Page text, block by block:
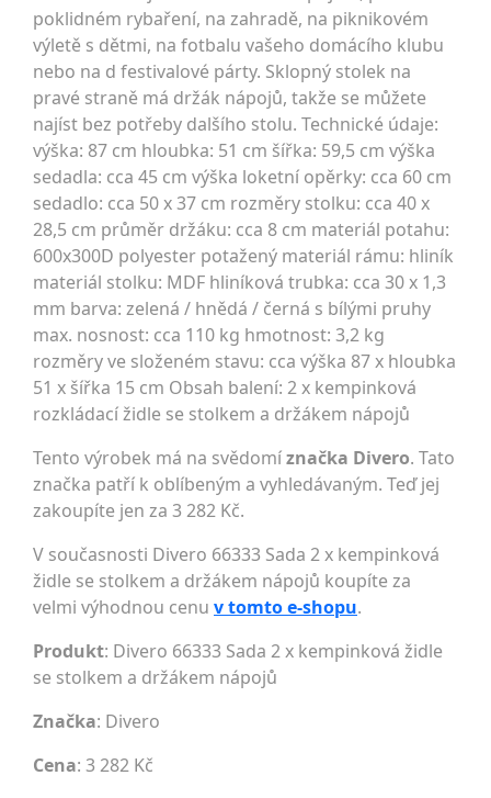
poklidném rybaření, na zahradě, na piknikovém
výletě s dětmi, na fotbalu vašeho domácího klubu
nebo na d festivalové párty. Sklopný stolek na
pravé straně má držák nápojů, takže se můžete
najíst bez potřeby dalšího stolu. Technické údaje:
výška: 87 cm hloubka: 51 cm šířka: 59,5 cm výška
sedadla: cca 45 cm výška loketní opěrky: cca 60 cm
sedadlo: cca 50 x 37 cm rozměry stolku: cca 40 x
28,5 cm průměr držáku: cca 8 cm materiál potahu:
600x300D polyester potažený materiál rámu: hliník
materiál stolku: MDF hliníková trubka: cca 30 x 1,3
mm barva: zelená / hnědá / černá s bílými pruhy
max. nosnost: cca 110 kg hmotnost: 3,2 kg
rozměry ve složeném stavu: cca výška 87 x hloubka
51 x šířka 15 cm Obsah balení: 2 x kempinková
rozkládací židle se stolkem a držákem nápojů
Tento výrobek má na svědomíznačka Divero. Tato
značka patří k oblíbeným a vyhledávaným. Teď jej
zakoupíte jen za 3 282 Kč.
V současnosti Divero 66333 Sada 2 x kempinková
židle se stolkem a držákem nápojů koupíte za
velmi výhodnou cenu v tomto e-shopu.
Produkt: Divero 66333 Sada 2 x kempinková židle
se stolkem a držákem nápojů
Značka: Divero
Cena: 3 282 Kč